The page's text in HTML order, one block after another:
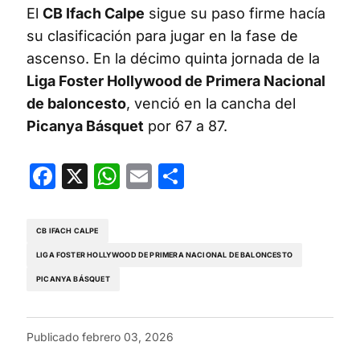
El CB Ifach Calpe sigue su paso firme hacía
su clasificación para jugar en la fase de
ascenso. En la décimo quinta jornada de la
Liga Foster Hollywood de Primera Nacional
de baloncesto, venció en la cancha del
Picanya Básquet por 67 a 87.
Facebook
X WhatsApp
Email
CB IFACH CALPE
LIGA FOSTER HOLLYWOOD DE PRIMERA NACIONAL DE BALONCESTO
PICANYA BÁSQUET
Publicado febrero 03, 2026